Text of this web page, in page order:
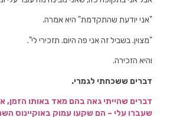
"אני יודעת שהתקדמת" היא אמרה.
"מצוין. בשביל זה אני פה היום. תזכירי לי".
והיא הזכירה.
דברים ששכחתי לגמרי.
דברים שהייתי גאה בהם מאד באותו הזמן,
שעברו עלי – הם שקעו עמוק באוקיינוס